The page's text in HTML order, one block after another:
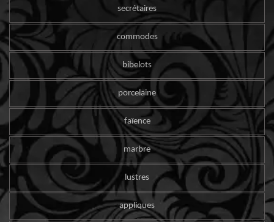
secrétaires
commodes
bibelots
porcelaine
faïence
marbre
lustres
appliques